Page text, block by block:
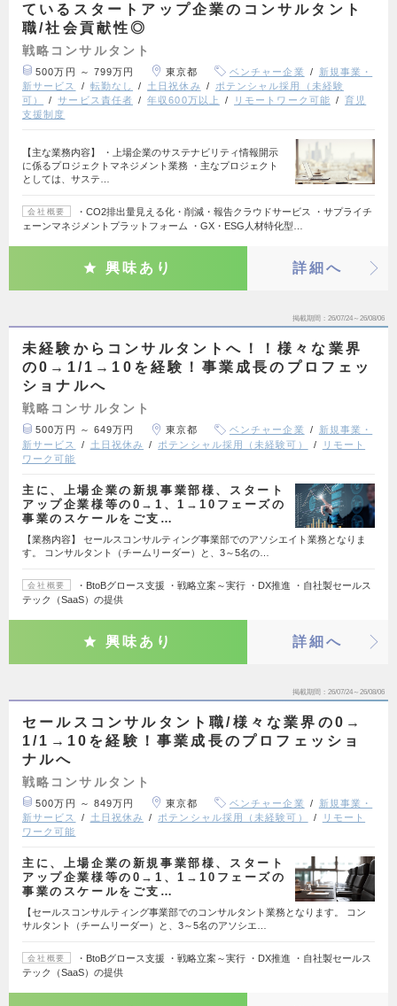
ているスタートアップ企業のコンサルタント
職/社会貢献性◎
戦略コンサルタント
500万円 ～ 799万円 東京都 ベンチャー企業
新規事業・
新サービス
転勤なし 土日祝休み
ポテンシャル採用（未経験
可）
サービス責任者 年収600万以上 リモートワーク可能
育児
支援制度
【主な業務内容】 ・上場企業のサステナビリティ情報開示
に係るプロジェクトマネジメント業務 ・主なプロジェクト
としては、サステ…
会社概要
・CO2排出量見える化・削減・報告クラウドサービス ・サプライチ
ェーンマネジメントプラットフォーム ・GX・ESG人材特化型…
興味あり 詳細へ
掲載期間 26/07/24～26/08/06
未経験からコンサルタントへ！！様々な業界
の0→1/1→10を経験！事業成長のプロフェッ
ショナルへ
戦略コンサルタント
500万円 ～ 649万円 東京都 ベンチャー企業
新規事業・
新サービス
土日祝休み ポテンシャル採用（未経験可）
リモート
ワーク可能
主に、上場企業の新規事業部様、スタート
アップ企業様等の0→1、1→10フェーズの
事業のスケールをご支…
【業務内容】 セールスコンサルティング事業部でのアソシエイト業務となりま
す。 コンサルタント（チームリーダー）と、3～5名の…
会社概要
・BtoBグロース支援 ・戦略立案～実行 ・DX推進 ・自社製セールス
テック（SaaS）の提供
興味あり 詳細へ
掲載期間 26/07/24～26/08/06
セールスコンサルタント職/様々な業界の0→
1/1→10を経験！事業成長のプロフェッショ
ナルへ
戦略コンサルタント
500万円 ～ 849万円 東京都 ベンチャー企業
新規事業・
新サービス
土日祝休み ポテンシャル採用（未経験可）
リモート
ワーク可能
主に、上場企業の新規事業部様、スタート
アップ企業様等の0→1、1→10フェーズの
事業のスケールをご支…
【セールスコンサルティング事業部でのコンサルタント業務となります。 コン
サルタント（チームリーダー）と、3～5名のアソシエ…
会社概要
・BtoBグロース支援 ・戦略立案～実行 ・DX推進 ・自社製セールス
テック（SaaS）の提供